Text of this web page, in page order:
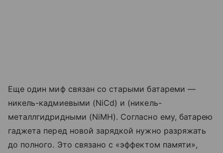
Еще один миф связан со старыми батареми —
никель-кадмиевыми (NiCd) и (никель-
металлгидридными (NiMH). Согласно ему, батарею
гаджета перед новой зарядкой нужно разряжать
до полного. Это связано с «эффектом памяти»,